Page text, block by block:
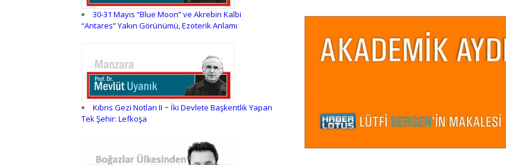
30-31 Mayıs “Blue Moon” ve Akrebin Kalbi
“Antares” Yakın Görünümü, Ezoterik Anlamı
Kıbrıs Gezi Notları II ~ İki Devlete Başkentlik Yapan
Tek Şehir: Lefkoşa